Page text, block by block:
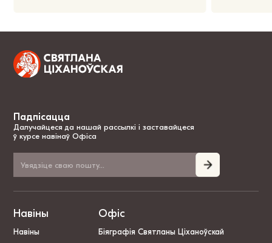
Падпісацца
Далучайцеся да нашай рассылкі і заставайцеся
ў курсе навінаў Офіса
Навіны
Навіны
Офіс
Біяграфія Святланы Ціханоўскай